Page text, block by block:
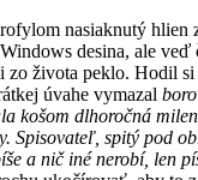
nasiaknutý hlien
desina, ale
života peklo. Hodil
úvahe vymazal
košom dlhoročná
Spisovateľ, spitý pod
íše a ničinénerobí, len p